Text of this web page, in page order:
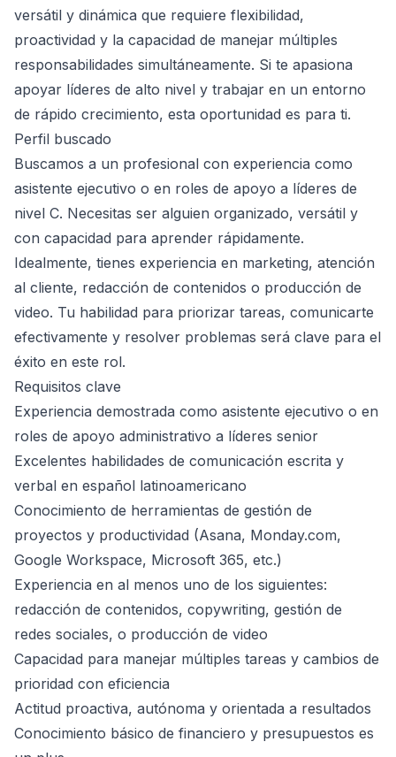
versátil y dinámica que requiere flexibilidad,
proactividad y la capacidad de manejar múltiples
responsabilidades simultáneamente. Si te apasiona
apoyar líderes de alto nivel y trabajar en un entorno
de rápido crecimiento, esta oportunidad es para ti.
Perfil buscado
Buscamos a un profesional con experiencia como
asistente ejecutivo o en roles de apoyo a líderes de
nivel C. Necesitas ser alguien organizado, versátil y
con capacidad para aprender rápidamente.
Idealmente, tienes experiencia en marketing, atención
al cliente, redacción de contenidos o producción de
video. Tu habilidad para priorizar tareas, comunicarte
efectivamente y resolver problemas será clave para el
éxito en este rol.
Requisitos clave
Experiencia demostrada como asistente ejecutivo o en
roles de apoyo administrativo a líderes senior
Excelentes habilidades de comunicación escrita y
verbal en español latinoamericano
Conocimiento de herramientas de gestión de
proyectos y productividad (Asana, Monday.com,
Google Workspace, Microsoft 365, etc.)
Experiencia en al menos uno de los siguientes:
redacción de contenidos, copywriting, gestión de
redes sociales, o producción de video
Capacidad para manejar múltiples tareas y cambios de
prioridad con eficiencia
Actitud proactiva, autónoma y orientada a resultados
Conocimiento básico de financiero y presupuestos es